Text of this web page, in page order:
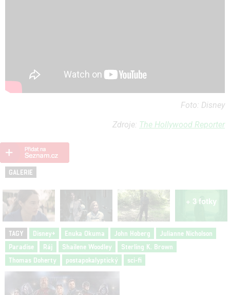
Foto: Disney
Zdroje: The Hollywood Reporter
GALERIE
+ 3 fotky
TAGY Disney+ Enuka Okuma John Hoberg
Julianne Nicholson
Paradise
Ráj Shailene Woodley
Sterling K. Brown
Thomas Doherty
postapokalyptický sci-fi